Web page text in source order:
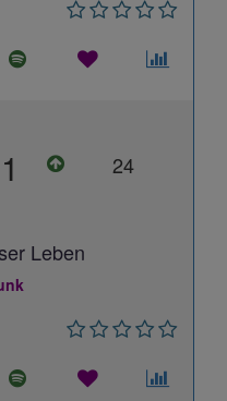
24
Leben